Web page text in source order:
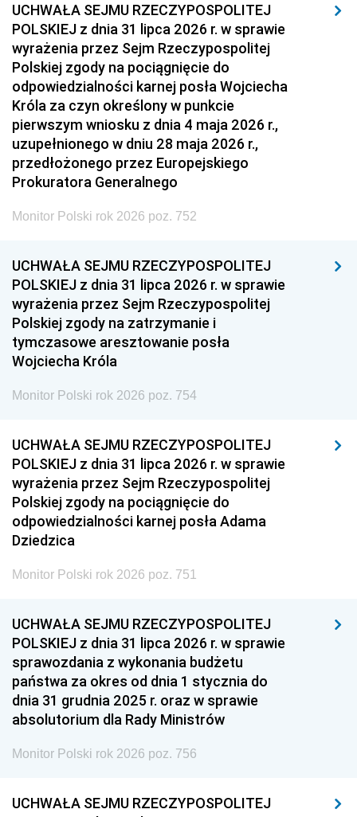
UCHWAŁA SEJMU RZECZYPOSPOLITEJ
POLSKIEJ z dnia 31 lipca 2026 r. w sprawie
wyrażenia przez Sejm Rzeczypospolitej
Polskiej zgody na pociągnięcie do
odpowiedzialności karnej posła Wojciecha
Króla za czyn określony w punkcie
pierwszym wniosku z dnia 4 maja 2026 r.,
uzupełnionego w dniu 28 maja 2026 r.,
przedłożonego przez Europejskiego
Prokuratora Generalnego
Monitor Polski rok 2026 poz. 752
UCHWAŁA SEJMU RZECZYPOSPOLITEJ
POLSKIEJ z dnia 31 lipca 2026 r. w sprawie
wyrażenia przez Sejm Rzeczypospolitej
Polskiej zgody na zatrzymanie i
tymczasowe aresztowanie posła
Wojciecha Króla
Monitor Polski rok 2026 poz. 754
UCHWAŁA SEJMU RZECZYPOSPOLITEJ
POLSKIEJ z dnia 31 lipca 2026 r. w sprawie
wyrażenia przez Sejm Rzeczypospolitej
Polskiej zgody na pociągnięcie do
odpowiedzialności karnej posła Adama
Dziedzica
Monitor Polski rok 2026 poz. 751
UCHWAŁA SEJMU RZECZYPOSPOLITEJ
POLSKIEJ z dnia 31 lipca 2026 r. w sprawie
sprawozdania z wykonania budżetu
państwa za okres od dnia 1 stycznia do
dnia 31 grudnia 2025 r. oraz w sprawie
absolutorium dla Rady Ministrów
Monitor Polski rok 2026 poz. 756
UCHWAŁA SEJMU RZECZYPOSPOLITEJ